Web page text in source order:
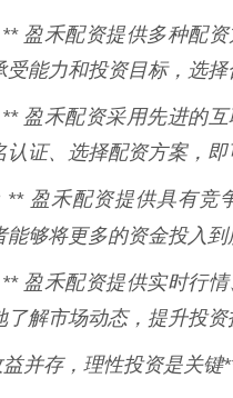
盈禾配资提供多种配
能力和投资目标，选择
盈禾配资采用先进的
证、选择配资方案，
盈禾配资提供具有竞
能够将更多的资金投入到
盈禾配资提供实时行
解市场动态，提升投资
并存，理性投资是关键